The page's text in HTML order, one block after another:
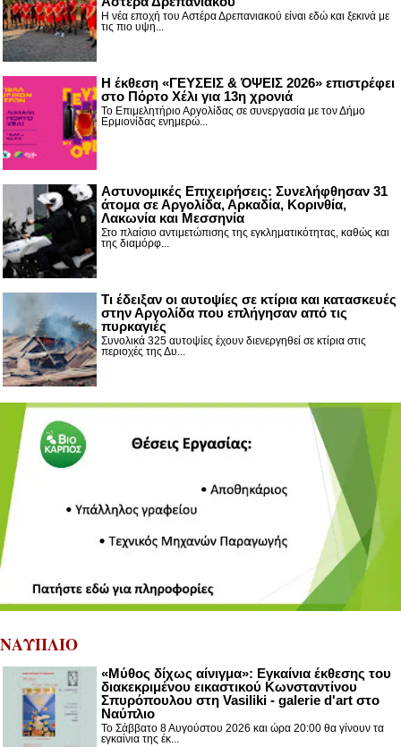
Η νέα εποχή του Αστέρα Δρεπανιακού είναι εδώ και ξεκινά με
τις πιο υψη...
Η έκθεση «ΓΕΥΣΕΙΣ & ΌΨΕΙΣ 2026» επιστρέφει
στο Πόρτο Χέλι για 13η χρονιά
Το Επιμελητήριο Αργολίδας σε συνεργασία με τον Δήμο
Ερμιονίδας ενημερώ...
Αστυνομικές Επιχειρήσεις: Συνελήφθησαν 31
άτομα σε Αργολίδα, Αρκαδία, Κορινθία,
Λακωνία και Μεσσηνία
Στο πλαίσιο αντιμετώπισης της εγκληματικότητας, καθώς και
της διαμόρφ...
Τι έδειξαν οι αυτοψίες σε κτίρια και κατασκευές
στην Αργολίδα που επλήγησαν από τις
πυρκαγιές
Συνολικά 325 αυτοψίες έχουν διενεργηθεί σε κτίρια στις
περιοχές της Δυ...
ΝΑΥΠΛΙΟ
«Μύθος δίχως αίνιγμα»: Εγκαίνια έκθεσης του
διακεκριμένου εικαστικού Κωνσταντίνου
Σπυρόπουλου στη Vasiliki - galerie d'art στο
Ναύπλιο
Το Σάββατο 8 Αυγούστου 2026 και ώρα 20:00 θα γίνουν τα
εγκαίνια της έκ...